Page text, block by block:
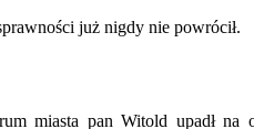
już nigdy nie powrócił.
miasta pan Witold upadł